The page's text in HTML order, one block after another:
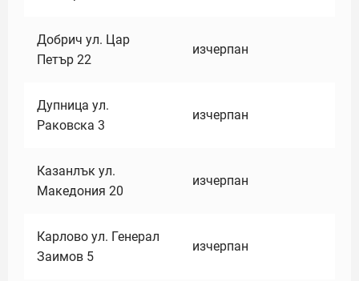
Добрич ул. Цар
Петър 22
изчерпан
Дупница ул.
Раковска 3
изчерпан
Казанлък ул.
Македония 20
изчерпан
Карлово ул. Генерал
Заимов 5
изчерпан